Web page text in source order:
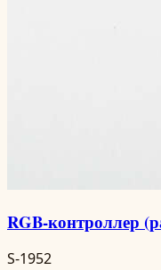
RGB-контроллер
S-1952